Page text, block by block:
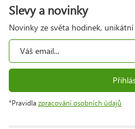
Slevy a novinky
Novinky ze světa hodinek,
*Pravidla zpracování osobních údajů